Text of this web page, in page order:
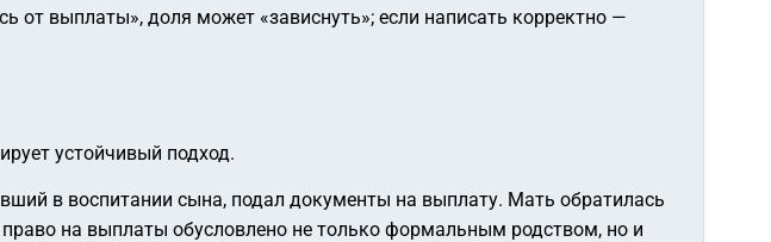
выплаты», доля может «зависнуть»; если написать корректно —
устойчивый подход.
в воспитании сына, подал документы на выплату. Мать обратилась
на выплаты обусловлено не только формальным родством, но и